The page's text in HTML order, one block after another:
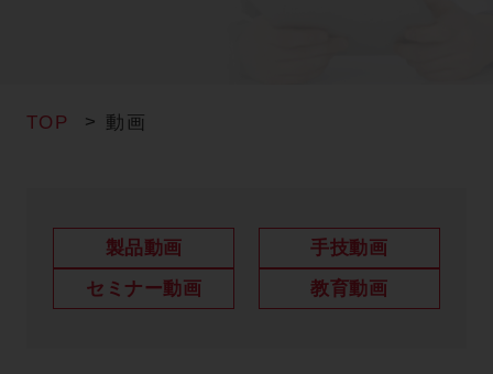
添付文書
TOP 動画
製品動画
手技動画
セミナー動画
教育動画